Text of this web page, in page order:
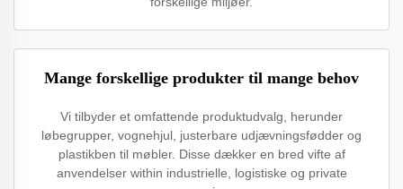
Mange forskellige produkter til mange behov
Vi tilbyder et omfattende produktudvalg, herunder
løbegrupper, vognehjul, justerbare udjævningsfødder og
plastikben til møbler. Disse dækker en bred vifte af
anvendelser within industrielle, logistiske og private